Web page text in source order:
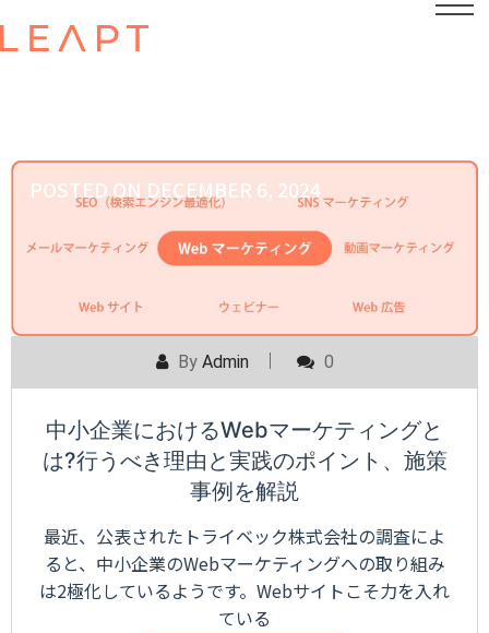
POSTED ON DECEMBER 6, 2024
By Admin 0
中小企業におけるWebマーケティングと
は?行うべき理由と実践のポイント、施策
事例を解説
最近、公表されたトライベック株式会社の調査によ
ると、中小企業のWebマーケティングへの取り組み
は2極化しているようです。Webサイトこそ力を入れ
ている